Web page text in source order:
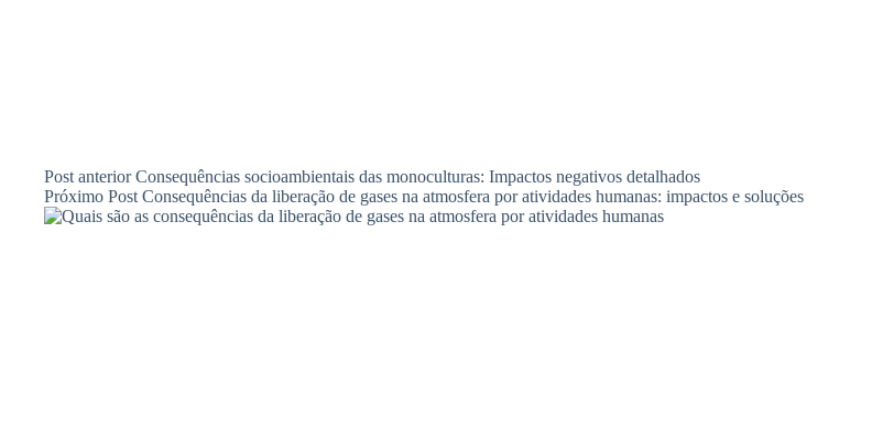
Post anteriorConsequências socioambientais das monoculturas: Impactos negativos detalhados
Próximo Post Consequências da liberação de gases na atmosfera por atividades humanas: impactos e soluções